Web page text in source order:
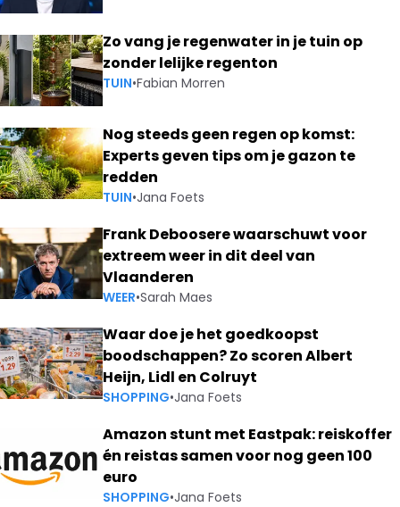
Zo vang je regenwater in je tuin op
zonder lelijke regenton
TUIN•Fabian Morren
Nog steeds geen regen op komst:
Experts geven tips om je gazon te
redden
TUIN•Jana Foets
Frank Deboosere waarschuwt voor
extreem weer in dit deel van
Vlaanderen
WEER•Sarah Maes
Waar doe je het goedkoopst
boodschappen? Zo scoren Albert
Heijn, Lidl en Colruyt
SHOPPING•Jana Foets
Amazon stunt met Eastpak: reiskoffer
én reistas samen voor nog geen 100
euro
SHOPPING•Jana Foets